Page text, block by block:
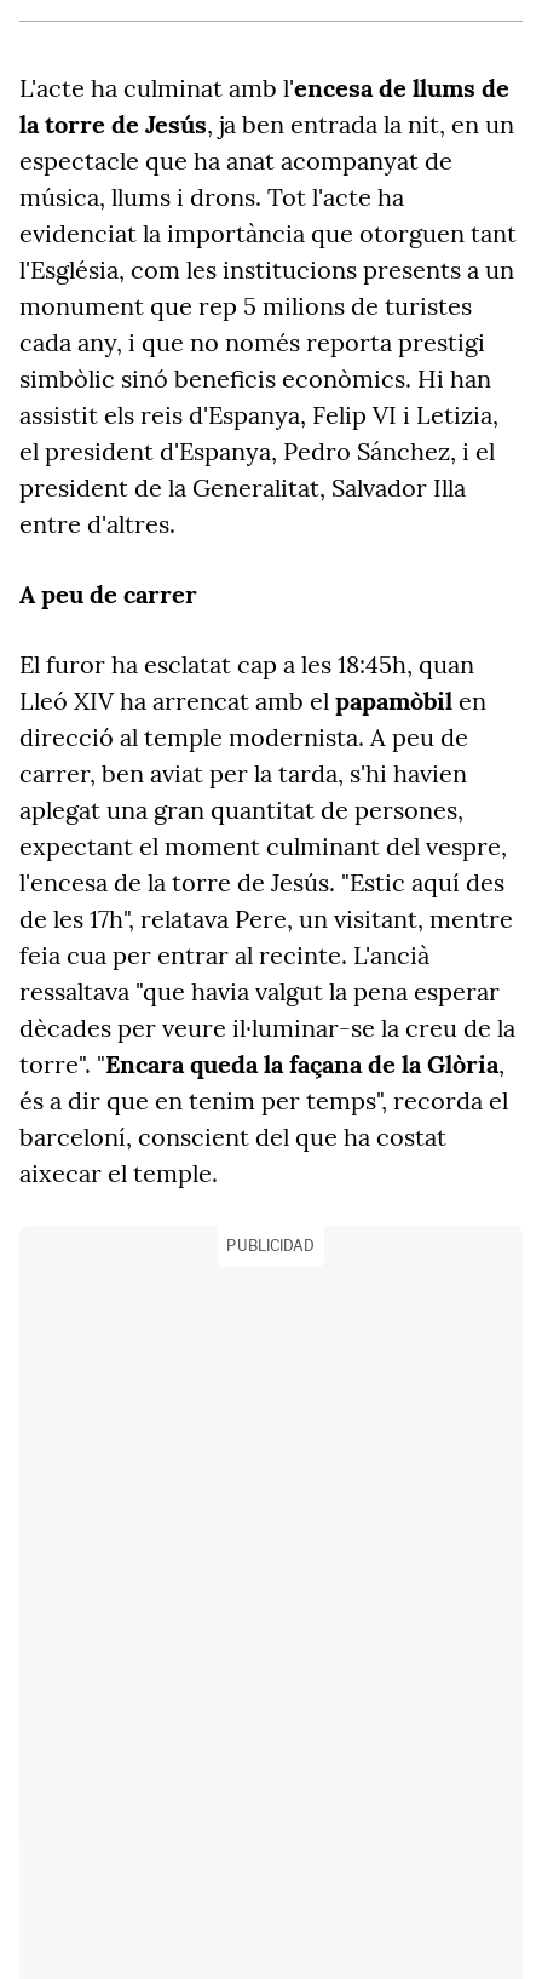
L'acte ha culminat amb l'encesa de llums de
la torre de Jesús, ja ben entrada la nit, en un
espectacle que ha anat acompanyat de
música, llums i drons. Tot l'acte ha
evidenciat la importància que otorguen tant
l'Església, com les institucions presents a un
monument que rep 5 milions de turistes
cada any, i que no només reporta prestigi
simbòlic sinó beneficis econòmics. Hi han
assistit els reis d'Espanya, Felip VI i Letizia,
el president d'Espanya, Pedro Sánchez, i el
president de la Generalitat, Salvador Illa
entre d'altres.
A peu de carrer
El furor ha esclatat cap a les 18:45h, quan
Lleó XIV ha arrencat amb el papamòbil en
direcció al temple modernista. A peu de
carrer, ben aviat per la tarda, s'hi havien
aplegat una gran quantitat de persones,
expectant el moment culminant del vespre,
l'encesa de la torre de Jesús. "Estic aquí des
de les 17h", relatava Pere, un visitant, mentre
feia cua per entrar al recinte. L'ancià
ressaltava "que havia valgut la pena esperar
dècades per veure il·luminar-se la creu de la
torre". "Encara queda la façana de la Glòria,
és a dir que en tenim per temps", recorda el
barceloní, conscient del que ha costat
aixecar el temple.
PUBLICIDAD